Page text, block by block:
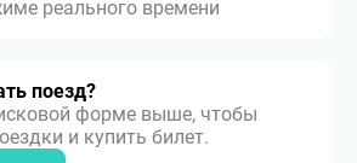
реального времени
поезд?
форме выше, чтобы
и купить билет.